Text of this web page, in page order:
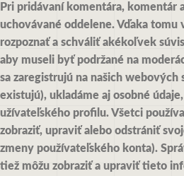
Pri pridávaní komentára, komentár
uchovávané oddelene. Vďaka
rozpoznať a schváliť akékoľvek
aby museli byť podržané na
sa zaregistrujú na našich webových
existujú), ukladáme aj osobné
užívateľského profilu. Všetci
zobraziť, upraviť alebo odstrániť
zmeny používateľského konta).
tiež môžu zobraziť a upraviť tieto